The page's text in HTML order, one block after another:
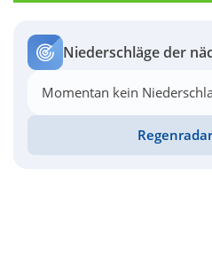
Niederschläge der
Momentan kein